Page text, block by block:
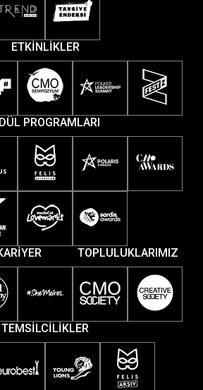
ETKİNLİKLER
PROGRAMLARI
TOPLULUKLARIMIZ
TEMSİLCİLİKLER